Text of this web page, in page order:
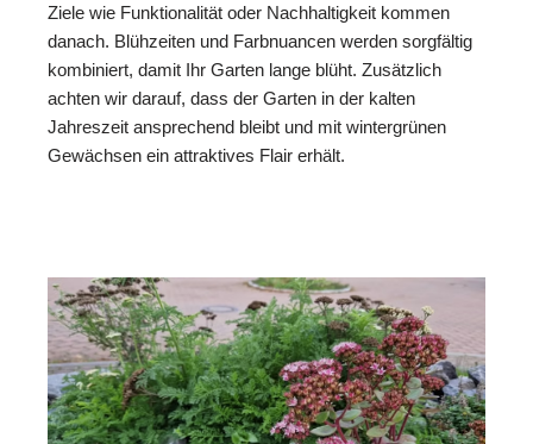
Ziele wie Funktionalität oder Nachhaltigkeit kommen
danach. Blühzeiten und Farbnuancen werden sorgfältig
kombiniert, damit Ihr Garten lange blüht. Zusätzlich
achten wir darauf, dass der Garten in der kalten
Jahreszeit ansprechend bleibt und mit wintergrünen
Gewächsen ein attraktives Flair erhält.